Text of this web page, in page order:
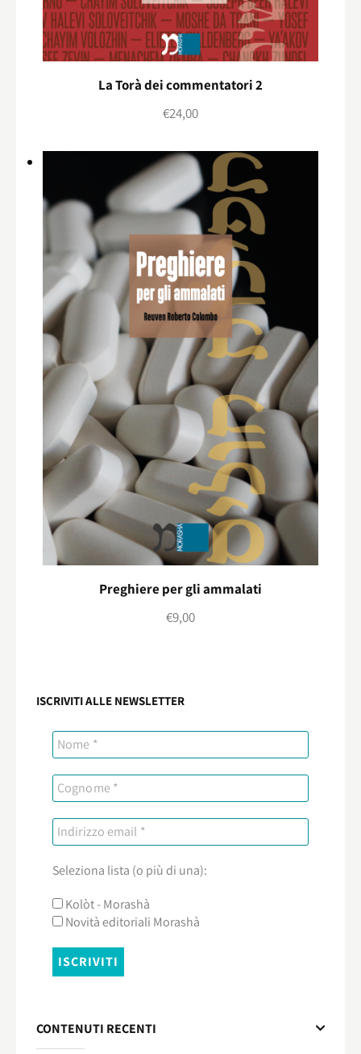
La Torà dei commentatori 2
€24,00
Preghiere per gli ammalati
€9,00
ISCRIVITI ALLE NEWSLETTER
Seleziona lista (o più di una):
Kolòt - Morashà
Novità editoriali Morashà
CONTENUTI RECENTI